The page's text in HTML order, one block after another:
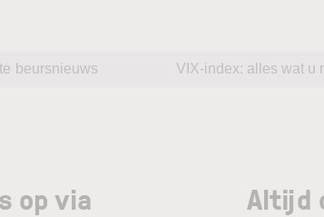
beursnieuws VIX-index: alles wat u
op via
Altijd